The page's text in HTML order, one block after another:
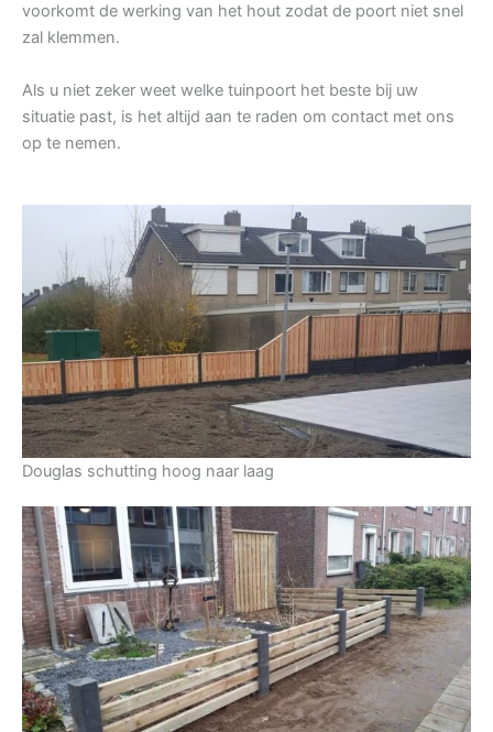
voorkomt de werking van het hout zodat de poort niet snel
zal klemmen.
Als u niet zeker weet welke tuinpoort het beste bij uw
situatie past, is het altijd aan te raden om contact met ons
op te nemen.
Douglas schutting hoog naar laag